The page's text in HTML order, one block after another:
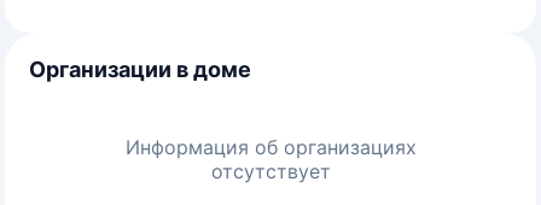
Организации в доме
Информация об организациях
отсутствует